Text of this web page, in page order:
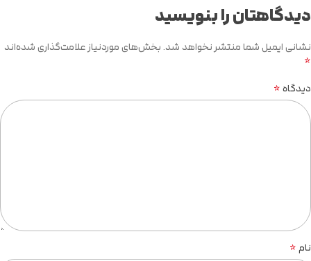
دیدگاهتان را بنویسید
نشانی ایمیل شما منتشر نخواهد شد.بخش‌های موردنیاز علامت‌گذاری شده‌اند
*
دیدگاه*
نام*